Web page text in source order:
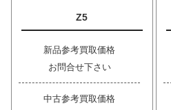
Z5
新品参考買取価格
お問合せ下さい
中古参考買取価格